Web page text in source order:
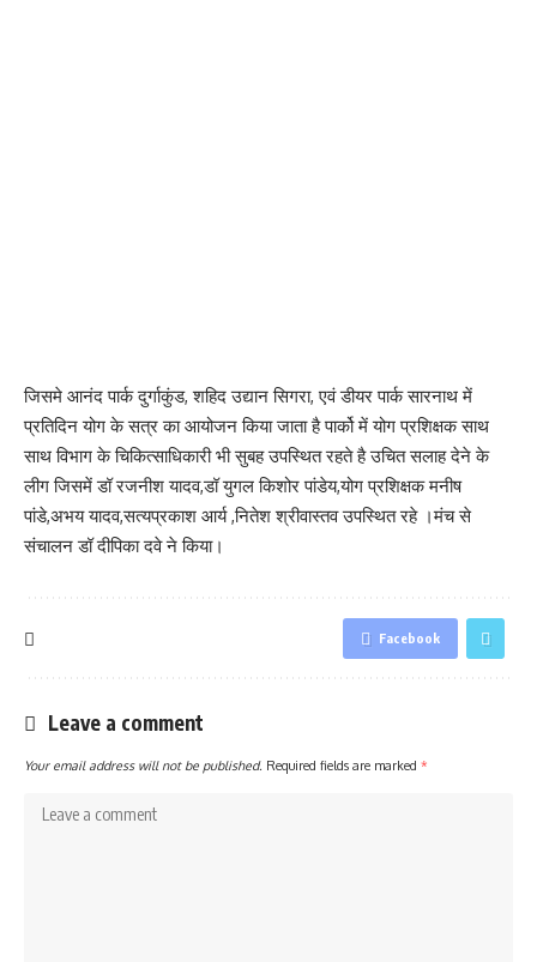
जिसमे आनंद पार्क दुर्गाकुंड, शहिद उद्यान सिगरा, एवं डीयर पार्क सारनाथ में
प्रतिदिन योग के सत्र का आयोजन किया जाता है पार्को में योग प्रशिक्षक साथ
साथ विभाग के चिकित्साधिकारी भी सुबह उपस्थित रहते है उचित सलाह देने के
लीग जिसमें डॉ रजनीश यादव,डॉ युगल किशोर पांडेय,योग प्रशिक्षक मनीष
पांडे,अभय यादव,सत्यप्रकाश आर्य ,नितेश श्रीवास्तव उपस्थित रहे ।मंच से
संचालन डॉ दीपिका दवे ने किया।
Facebook
Leave a comment
Your email address will not be published. Required fields are marked *